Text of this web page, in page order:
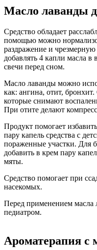
Масло лаванды
Средство обладает
помощью можно
раздражение и
добавлять 4 капли масла
свечи перед сном.
Масло лаванды можно
как: ангина, отит,
которые снимают
При отите делают
Продукт помогает
пару капель средства с
пораженные участки. Для
добавить в крем пару
мяты.
Средство помогает при
насекомых.
Перед применением масла
педиатром.
Ароматерапия с